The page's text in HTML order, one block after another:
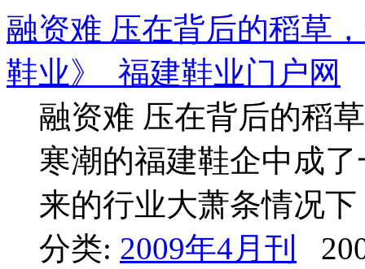
融资难 压在背后的稻草
鞋业》_福建鞋业门户网
融资难 压在背后的稻
寒潮的福建鞋企中成
来的行业大萧条情况
分类: 2009年4月刊